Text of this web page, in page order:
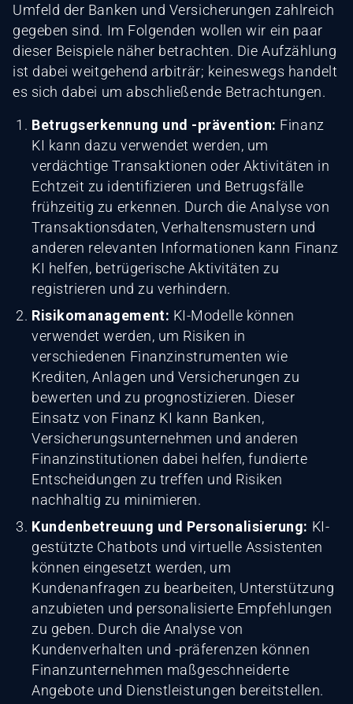
Umfeld der Banken und Versicherungen zahlreich
gegeben sind. Im Folgenden wollen wir ein paar
dieser Beispiele näher betrachten. Die Aufzählung
ist dabei weitgehend arbiträr; keineswegs handelt
es sich dabei um abschließende Betrachtungen.
Betrugserkennung und -prävention: Finanz
KI kann dazu verwendet werden, um
verdächtige Transaktionen oder Aktivitäten in
Echtzeit zu identifizieren und Betrugsfälle
frühzeitig zu erkennen. Durch die Analyse von
Transaktionsdaten, Verhaltensmustern und
anderen relevanten Informationen kann Finanz
KI helfen, betrügerische Aktivitäten zu
registrieren und zu verhindern.
Risikomanagement: KI-Modelle können
verwendet werden, um Risiken in
verschiedenen Finanzinstrumenten wie
Krediten, Anlagen und Versicherungen zu
bewerten und zu prognostizieren. Dieser
Einsatz von Finanz KI kann Banken,
Versicherungsunternehmen und anderen
Finanzinstitutionen dabei helfen, fundierte
Entscheidungen zu treffen und Risiken
nachhaltig zu minimieren.
Kundenbetreuung und Personalisierung: KI-
gestützte Chatbots und virtuelle Assistenten
können eingesetzt werden, um
Kundenanfragen zu bearbeiten, Unterstützung
anzubieten und personalisierte Empfehlungen
zu geben. Durch die Analyse von
Kundenverhalten und -präferenzen können
Finanzunternehmen maßgeschneiderte
Angebote und Dienstleistungen bereitstellen.